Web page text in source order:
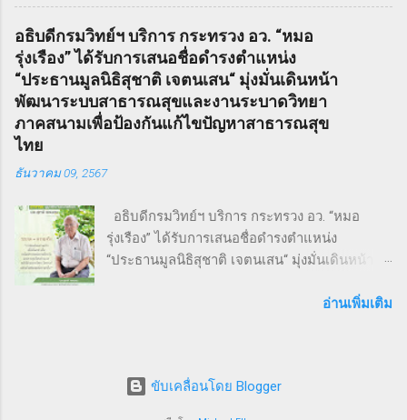
ฤดูหนาวของปี ค.ศ. 1846 – 1847 เรื่องราวของ
Sweeney Todd ยังเคยถูกนำไปดัดแปลงเป็น
ภาพยนตร์เพลงด้วยชื่อเดียวกันในปี ค.ศ. 2007
หรือ พ.ศ. 2550 ซึ่งกำกับโดย Timothy Walter
Burt...
ข่ายธุรกิจระหว่าง ผู้ประกอบการ SMEs และ
ประชาชน ทั่วไป ภายใต้แนวคิด “We Go We
Grow We Goal” ที่เน้นการก้าวไปข้างหน้า เติบโต
อย่างมั่นคง และมุ่งสู่เป้าหมายร่วมกัน งานวิ่ง THAI
SMEs RUN: สุขภาพดี เครือข่ายแน่น งานนี้เต็มไป
Marathon (9 กม.) และ Fun Run (4.5 กม.) ผู้เข้า
ลุ้นถ้วยรางวัล Overall สำหรับผู้เข้าเส้นชัยอันดับ
ต้น ๆ นอกจากส่งเสริมสุขภาพ งานนี้ยังเป็นเวที
สำคัญสำหรับ การสร้างเครือข่ายธุรกิจ แลก
SMEs ไทย ผู้นำและผู้สนับสนุนงานวิ่ง THAI SMEs
อธิบดีกรมวิทย์ฯ บริการ กระทรวง อว. “หมอ
รุ่งเรือง” ได้รับการเสนอชื่อดำรงตำแหน่ง
“ประธานมูลนิธิสุชาติ เจตนเสน“ มุ่งมั่นเดินหน้า
พัฒนาระบบสาธารณสุขและงานระบาดวิทยา
ภาคสนามเพื่อป้องกันแก้ไขปัญหาสาธารณสุข
ไทย
ธันวาคม 09, 2567
อธิบดีกรมวิทย์ฯ บริการ กระทรวง อว. “หมอ
รุ่งเรือง” ได้รับการเสนอชื่อดำรงตำแหน่ง
“ประธานมูลนิธิสุชาติ เจตนเสน“ มุ่งมั่นเดินหน้า
สนามเพื่อป้องกันแก้ไขปัญหาสาธารณสุขไทย 9
การเฝ้าระวังป้องกันควบคุมโรคโดยใช้พื้นฐานวิชา
ระบาดวิทยาภาคสนาม ซึ่งมีส่วนสำคัญให้ระบบ
อ่านเพิ่มเติม
ขับเคลื่อนโดย Blogger